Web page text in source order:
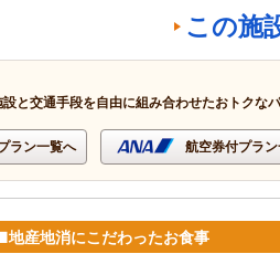
この施
設と交通手段を自由に組み合わせたおトクな
ラン一覧へ 航空券付プラ
産地消にこだわったお食事